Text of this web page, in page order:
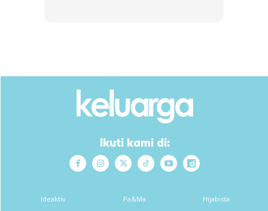
Ketinggian meja boleh laras: Julat tinggi dari 54cm
tahun hingga dewasa.
Ikuti kami di:
Ideaktiv Pa&Ma Hijabista